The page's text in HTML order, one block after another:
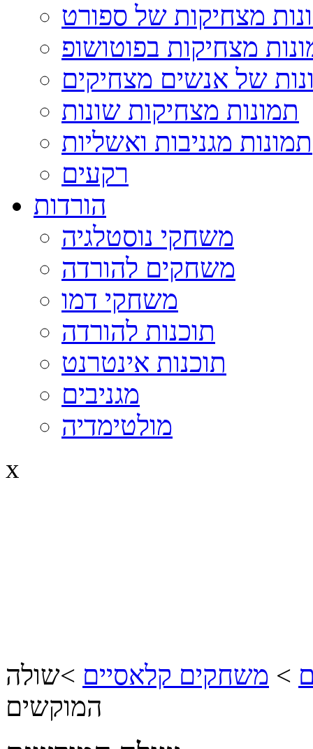
מצחיקות של ספורט
מצחיקות בפוטושופ
של אנשים מצחיקים
תמונות מצחיקות שונות
תמונות מגניבות ואשליות
רקעים
הורדות
משחקי נוסטלגיה
משחקים להורדה
משחקי דמו
תוכנות להורדה
תוכנות אינטרנט
מגניבים
מולטימדיה
x
> משחקים קלאסיים >שולה
המוקשים